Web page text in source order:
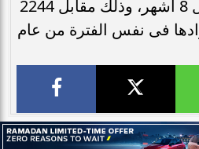
سيارة واحدة خلال أول 8 أشهر، وذلك مقابل 2244
فى نفس الفترة من عام